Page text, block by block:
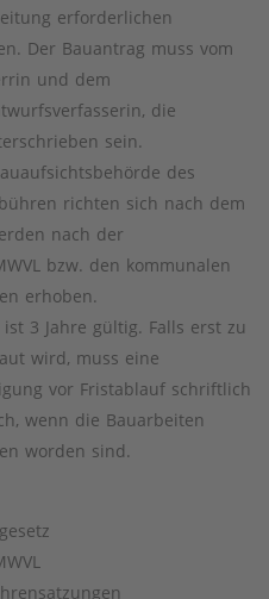
erforderlichen
Der Bauantrag muss vom
und dem
die
sein.
des
richten sich nach dem
nach der
bzw. den kommunalen
erhoben.
3 Jahre gültig. Falls erst zu
wird, muss eine
vor Fristablauf schriftlich
wenn die Bauarbeiten
worden sind.